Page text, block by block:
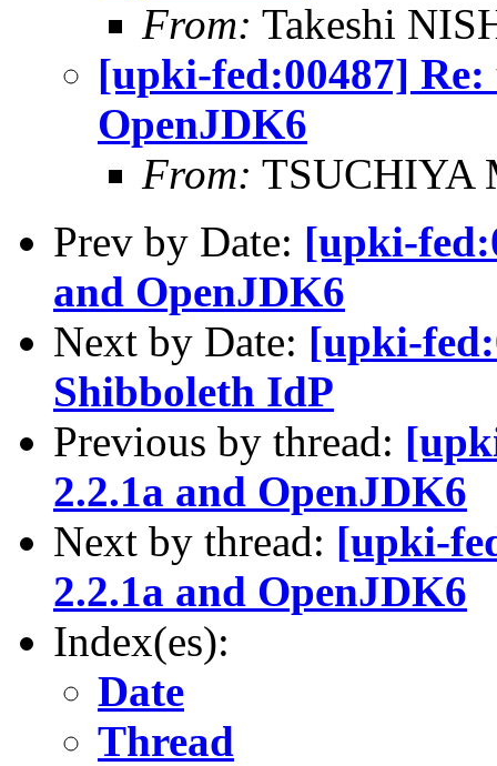
From: Takeshi
[upki-fed:00487]
OpenJDK6
From: TSUCHIYA
Prev by Date: [upki-
and OpenJDK6
Next by Date: [upki-
Shibboleth IdP
Previous by thread:
2.2.1a and OpenJDK6
Next by thread: [upki-
2.2.1a and OpenJDK6
Index(es):
Date
Thread